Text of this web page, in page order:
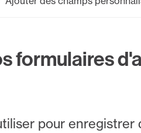
formulaires
pour enregistrer